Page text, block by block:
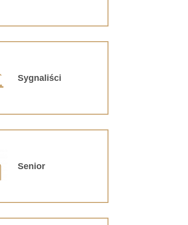
Sygnaliści
Senior